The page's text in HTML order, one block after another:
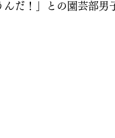
だ！」との園芸部男